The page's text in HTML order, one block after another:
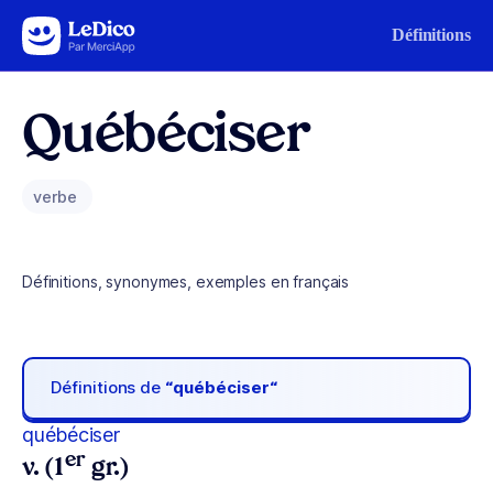
Aller au contenu Définitions
Québéciser
verbe
Définitions, synonymes, exemples en français
Définitions de “québéciser“
québéciser
v. (1er gr.)